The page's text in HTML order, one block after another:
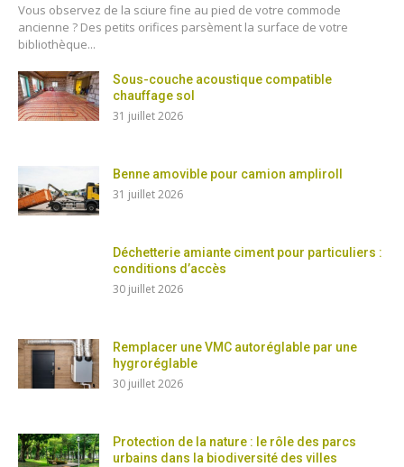
Vous observez de la sciure fine au pied de votre commode
ancienne ? Des petits orifices parsèment la surface de votre
bibliothèque...
Sous-couche acoustique compatible
chauffage sol
31 juillet 2026
Benne amovible pour camion ampliroll
31 juillet 2026
Déchetterie amiante ciment pour particuliers :
conditions d’accès
30 juillet 2026
Remplacer une VMC autoréglable par une
hygroréglable
30 juillet 2026
Protection de la nature : le rôle des parcs
urbains dans la biodiversité des villes